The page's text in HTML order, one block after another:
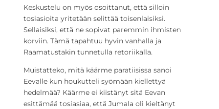
Keskustelu on myös osoittanut, että silloin
tosiasioita yritetään selittää toisenlaisiksi.
Sellaisiksi, että ne sopivat paremmin ihmisten
korviin. Tämä tapahtuu hyvin vanhalla ja
Raamatustakin tunnetulla retoriikalla.
Muistatteko, mitä käärme paratiisissa sanoi
Eevalle kun houkutteli syömään kiellettyä
hedelmää? Käärme ei kiistänyt sitä Eevan
esittämää tosiasiaa, että Jumala oli kieltänyt